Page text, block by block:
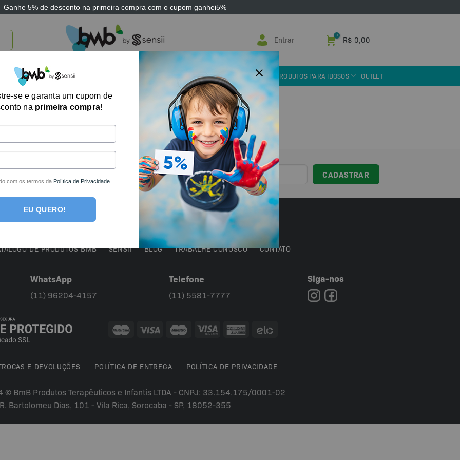
Ganhe 5% de desconto na primeira compra com o cupom ganhei5%
Entrar R$ 0,00
BRINQUEDOS E JOGOS ARK THERAPEUTIC SENSII TECNOLOGIA ASSISTIVA PRODUTOS PARA IDOSOS OUTLET
produto foi encontrado para a sua seleção.
por e-mail!
completa loja de produtos terapêuticos e sensoriais do Brasil!
DE PRODUTOS BMB SENSII BLOG TRABALHE CONOSCO CONTATO
WhatsApp
(11) 96204-4157
Telefone
(11) 5581-7777
Siga-nos
E DEVOLUÇÕES POLÍTICA DE ENTREGA POLÍTICA DE PRIVACIDADE
© BmB Produtos Terapêuticos e Infantis LTDA - CNPJ: 33.154.175/0001-02
R. Bartolomeu Dias, 101 - Vila Rica, Sorocaba - SP, 18052-355
se e garanta um cupom de
na primeira compra!
com os termos da Política de Privacidade
EU QUERO!